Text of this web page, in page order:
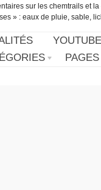
sur les chemtrails et
» : eaux de pluie, sable,
YOUTUBE
PAGES